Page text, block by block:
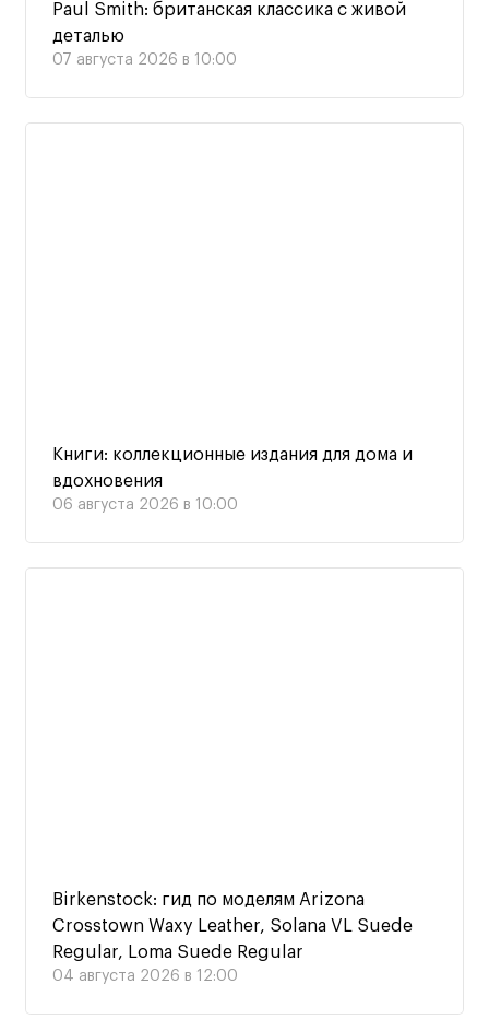
Paul Smith: британская классика с живой
деталью
07 августа 2026 в 10:00
Книги: коллекционные издания для дома и
вдохновения
06 августа 2026 в 10:00
Birkenstock: гид по моделям Arizona
Crosstown Waxy Leather, Solana VL Suede
Regular, Loma Suede Regular
04 августа 2026 в 12:00